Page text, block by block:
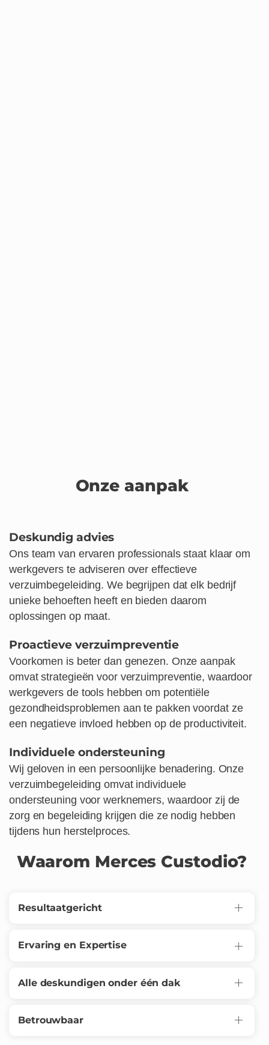
Onze aanpak
Deskundig advies
Ons team van ervaren professionals staat klaar om
werkgevers te adviseren over effectieve
verzuimbegeleiding. We begrijpen dat elk bedrijf
unieke behoeften heeft en bieden daarom
oplossingen op maat.
Proactieve verzuimpreventie
Voorkomen is beter dan genezen. Onze aanpak
omvat strategieën voor verzuimpreventie, waardoor
werkgevers de tools hebben om potentiële
gezondheidsproblemen aan te pakken voordat ze
een negatieve invloed hebben op de productiviteit.
Individuele ondersteuning
Wij geloven in een persoonlijke benadering. Onze
verzuimbegeleiding omvat individuele
ondersteuning voor werknemers, waardoor zij de
zorg en begeleiding krijgen die ze nodig hebben
tijdens hun herstelproces.
Waarom Merces Custodio?
Resultaatgericht
Ervaring en Expertise
Alle deskundigen onder één dak
Betrouwbaar